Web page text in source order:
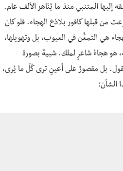
المتنبي منذ ما يُنَاهز الألف عام.
من قبلها كافور بلاذع الهجاء. فلو كان
هي التمعُّن في العيوب، بل وتهويلها،
هو هجاءُ شاعرٍ لملك. شبيهٌ بصورة
بل مقصورٌ على أعينٍ ترى كُلّ ما يُرى،
الشأن: